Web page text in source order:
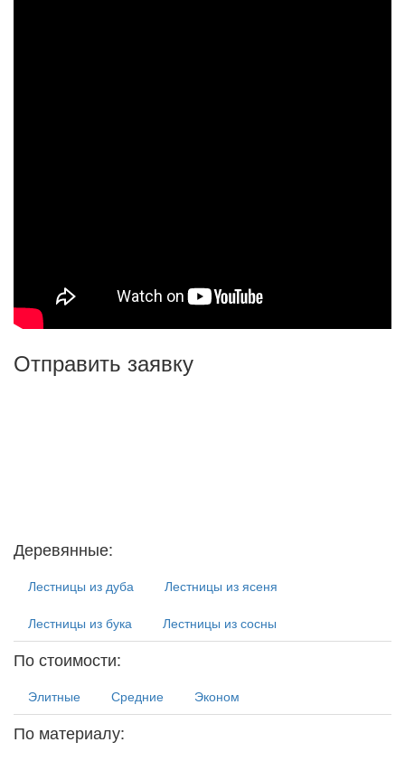
Отправить заявку
Деревянные:
Лестницы из дуба Лестницы из ясеня
Лестницы из бука Лестницы из сосны
По стоимости:
Элитные Средние Эконом
По материалу: